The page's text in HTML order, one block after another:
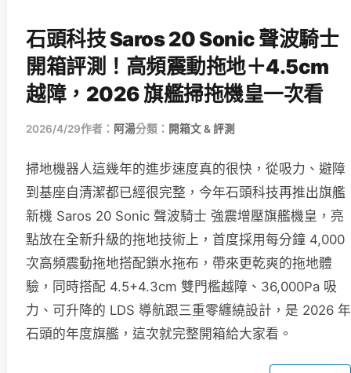
石頭科技 Saros 20 Sonic 聲波騎士
開箱評測！高頻震動拖地＋4.5cm
越障，2026 旗艦掃拖機皇一次看
2026/4/29作者： 阿湯分類： 開箱文 & 評測
掃地機器人這幾年的進步速度真的很快，從吸力、避障
到基座自清潔都已經很完整，今年石頭科技再推出旗艦
新機 Saros 20 Sonic 聲波騎士 強震增壓旗艦機皇，亮
點放在全新升級的拖地技術上，首度採用每分鐘 4,000
次高頻震動拖地搭配鎖水拖布，帶來更乾爽的拖地體
驗，同時搭配 4.5+4.3cm 雙門檻越障、36,000Pa 吸
力、可升降的 LDS 導航跟三重零纏繞設計，是 2026 年
石頭的年度旗艦，這次就完整開箱給大家看。